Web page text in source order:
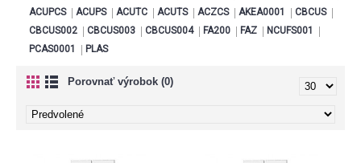
ACUPCS
ACUPS ACUTC ACUTS ACZCS AKEA0001
CBCUS
CBCUS002
CBCUS003 CBCUS004 FA200 FAZ
NCUFS001
PCAS0001
PLAS
Porovnať výrobok (0)